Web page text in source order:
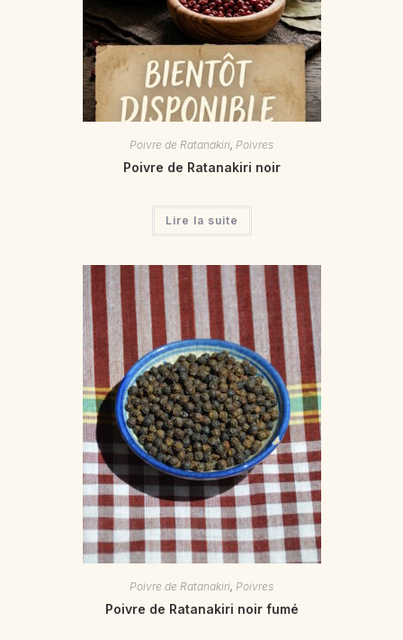
Poivre de Ratanakiri, Poivres
Poivre de Ratanakiri noir
Lire la suite
Poivre de Ratanakiri, Poivres
Poivre de Ratanakiri noir fumé